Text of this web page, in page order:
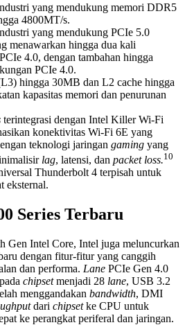
yang mendukung memori DDR5
4800MT/s.
yang mendukung PCIe 5.0
menawarkan hingga dua kali
4.0, dengan tambahan hingga
PCIe 4.0.
hingga 30MB dan L2 cache hingga
kapasitas memori dan penurunan
terintegrasi dengan Intel Killer Wi-Fi
konektivitas Wi-Fi 6E yang
teknologi jaringan gaming yang
lag, latensi, dan packet loss.10
Thunderbolt 4 terpisah untuk
eksternal.
Series Terbaru
Gen Intel Core, Intel juga meluncurkan
dengan fitur-fitur yang canggih
dan performa. Lane PCIe Gen 4.0
pada chipsetmenjadi 28 lane, USB 3.2
menggandakan bandwidth, DMI
dari chipsetke CPU untuk
ke perangkat periferal dan jaringan.